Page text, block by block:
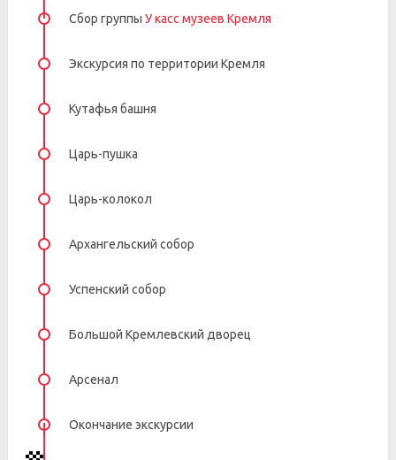
Сбор группы У касс музеев Кремля
Экскурсия по территории Кремля
Кутафья башня
Царь-пушка
Царь-колокол
Архангельский собор
Успенский собор
Большой Кремлевский дворец
Арсенал
Окончание экскурсии